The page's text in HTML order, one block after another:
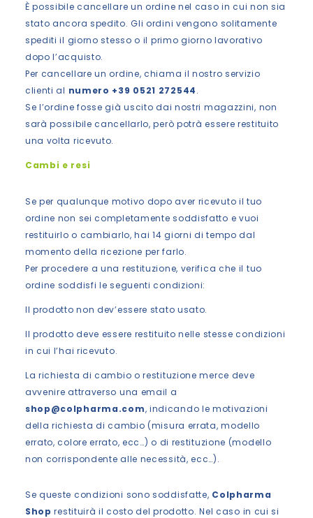
È possibile cancellare un ordine nel caso in cui non sia
stato ancora spedito. Gli ordini vengono solitamente
spediti il giorno stesso o il primo giorno lavorativo
dopo l’acquisto.
Per cancellare un ordine, chiama il nostro servizio
clienti al numero +39 0521 272544.
Se l’ordine fosse già uscito dai nostri magazzini, non
sarà possibile cancellarlo, però potrà essere restituito
una volta ricevuto.
Cambi e resi
Se per qualunque motivo dopo aver ricevuto il tuo
ordine non sei completamente soddisfatto e vuoi
restituirlo o cambiarlo, hai 14 giorni di tempo dal
momento della ricezione per farlo.
Per procedere a una restituzione, verifica che il tuo
ordine soddisfi le seguenti condizioni:
Il prodotto non dev’essere stato usato.
Il prodotto deve essere restituito nelle stesse condizioni
in cui l’hai ricevuto.
La richiesta di cambio o restituzione merce deve
avvenire attraverso una email a
shop@colpharma.com, indicando le motivazioni
della richiesta di cambio (misura errata, modello
errato, colore errato, ecc…) o di restituzione (modello
non corrispondente alle necessità, ecc…).
Se queste condizioni sono soddisfatte, Colpharma
Shop restituirà il costo del prodotto. Nel caso in cui si